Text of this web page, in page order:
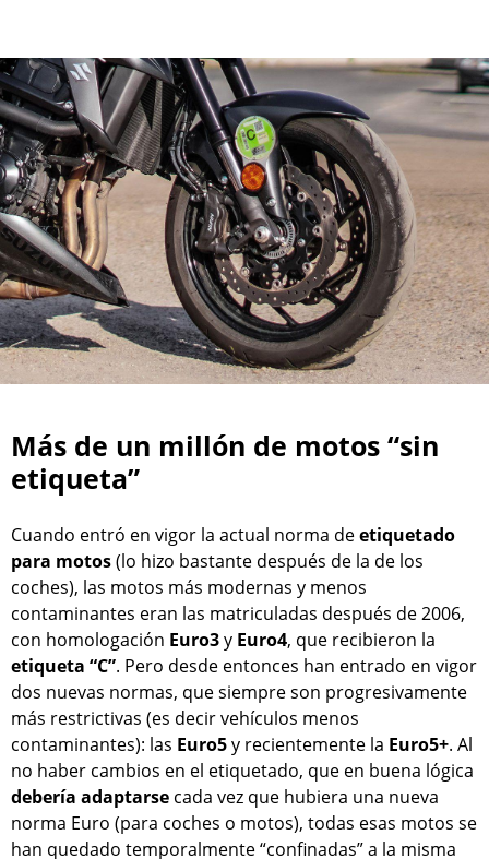
Más de un millón de motos “sin
etiqueta”
Cuando entró en vigor la actual norma deetiquetado
para motos(lo hizo bastante después de la de los
coches), las motos más modernas y menos
contaminantes eran las matriculadas después de 2006,
con homologación Euro3y Euro4, que recibieron la
etiqueta “C”. Pero desde entonces han entrado en vigor
dos nuevas normas, que siempre son progresivamente
más restrictivas (es decir vehículos menos
contaminantes): las Euro5y recientemente la Euro5+. Al
no haber cambios en el etiquetado, que en buena lógica
debería adaptarse cada vez que hubiera una nueva
norma Euro (para coches o motos), todas esas motos se
han quedado temporalmente “confinadas” a la misma